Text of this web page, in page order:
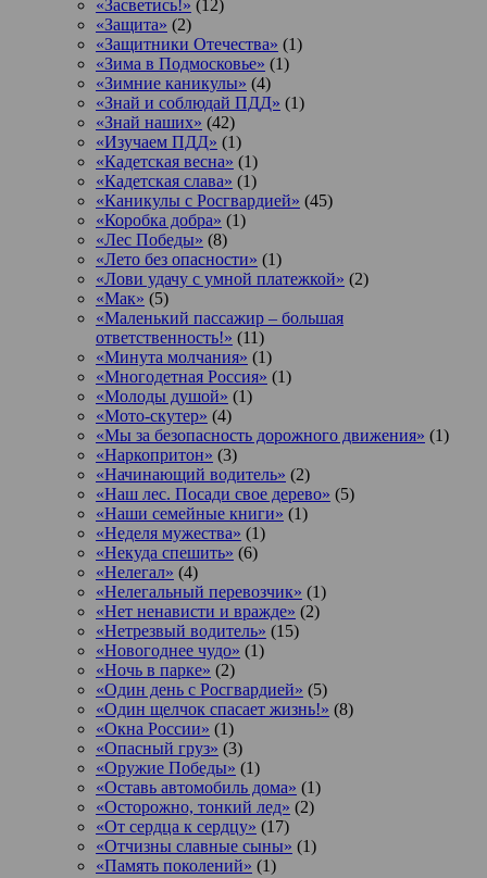
«Засветись!» (12)
«Защита» (2)
«Защитники Отечества» (1)
«Зима в Подмосковье» (1)
«Зимние каникулы» (4)
«Знай и соблюдай ПДД» (1)
«Знай наших» (42)
«Изучаем ПДД» (1)
«Кадетская весна» (1)
«Кадетская слава» (1)
«Каникулы с Росгвардией» (45)
«Коробка добра» (1)
«Лес Победы» (8)
«Лето без опасности» (1)
«Лови удачу с умной платежкой» (2)
«Мак» (5)
«Маленький пассажир – большая
ответственность!» (11)
«Минута молчания» (1)
«Многодетная Россия» (1)
«Молоды душой» (1)
«Мото-скутер» (4)
«Мы за безопасность дорожного движения» (1)
«Наркопритон» (3)
«Начинающий водитель» (2)
«Наш лес. Посади свое дерево» (5)
«Наши семейные книги» (1)
«Неделя мужества» (1)
«Некуда спешить» (6)
«Нелегал» (4)
«Нелегальный перевозчик» (1)
«Нет ненависти и вражде» (2)
«Нетрезвый водитель» (15)
«Новогоднее чудо» (1)
«Ночь в парке» (2)
«Один день с Росгвардией» (5)
«Один щелчок спасает жизнь!» (8)
«Окна России» (1)
«Опасный груз» (3)
«Оружие Победы» (1)
«Оставь автомобиль дома» (1)
«Осторожно, тонкий лед» (2)
«От сердца к сердцу» (17)
«Отчизны славные сыны» (1)
«Память поколений» (1)